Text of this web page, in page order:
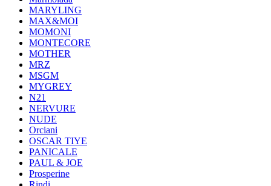
MARYLING
MAX&MOI
MOMONI
MONTECORE
MOTHER
MRZ
MSGM
MYGREY
N21
NERVURE
NUDE
Orciani
OSCAR TIYE
PANICALE
PAUL & JOE
Prosperine